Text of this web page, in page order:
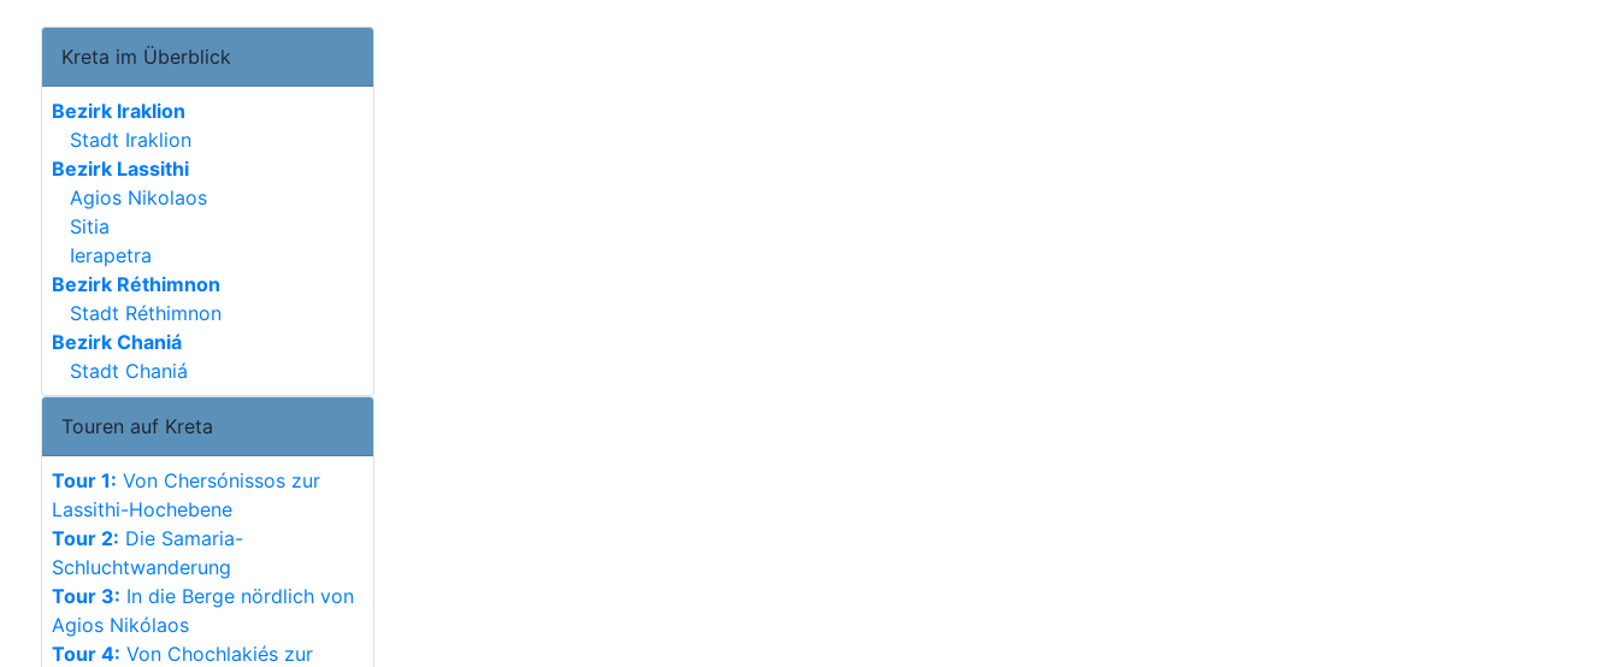
Kreta im Überblick
Bezirk Iraklion
Stadt Iraklion
Bezirk Lassithi
Agios Nikolaos
Sitia
Ierapetra
Bezirk Réthimnon
Stadt Réthimnon
Bezirk Chaniá
Stadt Chaniá
Touren auf Kreta
Tour 1: Von Chersónissos zur
Lassithi-Hochebene
Tour 2: Die Samaria-
Schluchtwanderung
Tour 3: In die Berge nördlich von
Agios Nikólaos
Tour 4: Von Chochlakiés zur